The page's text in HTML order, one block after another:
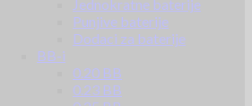
Jednokratne baterije
Punjive baterije
Dodaci za baterije
BB-i
0.20 BB
0.23 BB